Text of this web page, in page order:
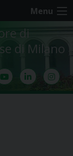
Menu
di
di Milano